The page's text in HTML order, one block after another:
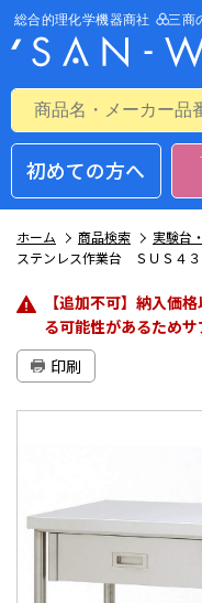
初めての方へ
ホーム 商品検索
実験台
ステンレス作業台 ＳＵＳ４３
【追加不可】納入価
る可能性があるためサ
印刷